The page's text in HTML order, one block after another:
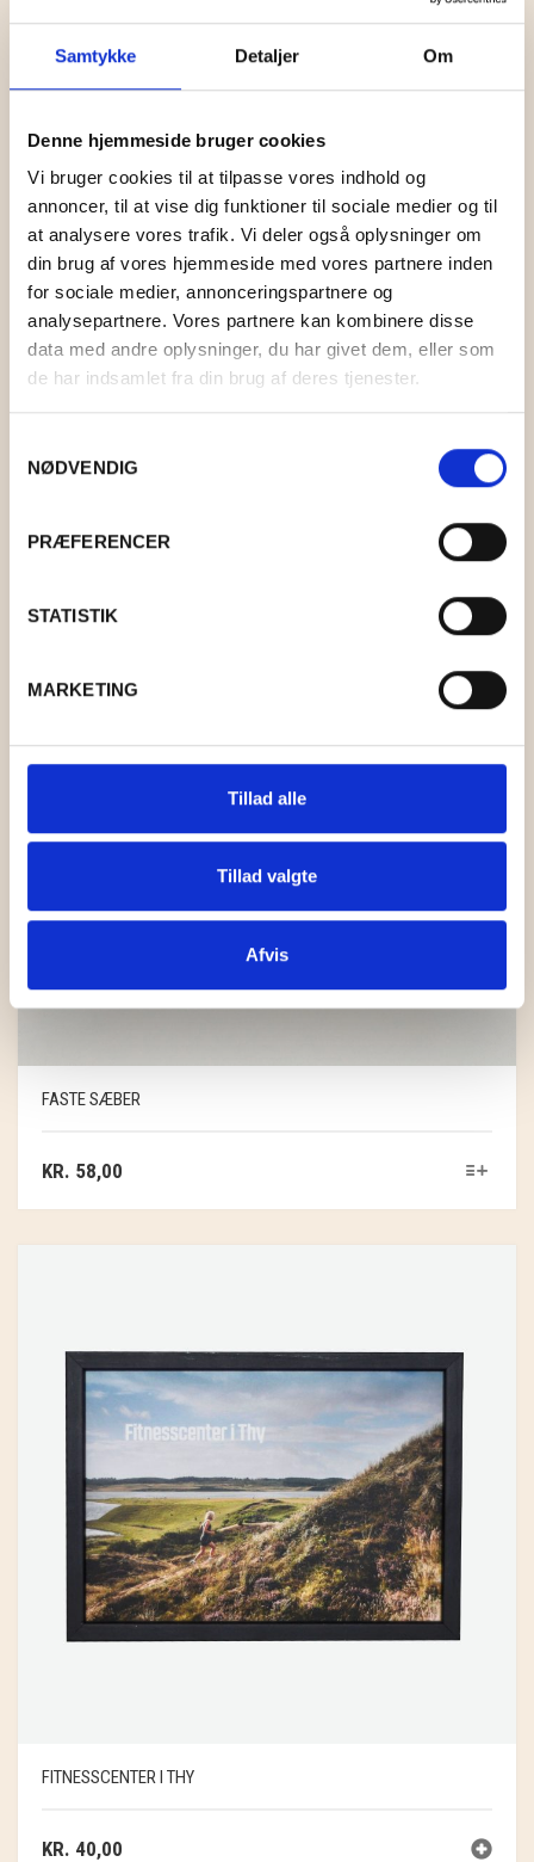
Samtykke Detaljer Om
Denne hjemmeside bruger cookies
Vi bruger cookies til at tilpasse vores indhold og
annoncer, til at vise dig funktioner til sociale medier og til
at analysere vores trafik. Vi deler også oplysninger om
din brug af vores hjemmeside med vores partnere inden
for sociale medier, annonceringspartnere og
analysepartnere. Vores partnere kan kombinere disse
data med andre oplysninger, du har givet dem, eller som
de har indsamlet fra din brug af deres tjenester.
NØDVENDIG
PRÆFERENCER
STATISTIK
MARKETING
Tillad alle
Tillad valgte
Afvis
FASTE SÆBER
KR. 58,00
FITNESSCENTER I THY
KR. 40,00